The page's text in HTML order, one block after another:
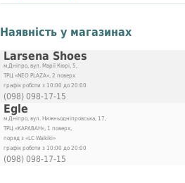
Наявність у магазинах
Larsena Shoes
м.Дніпро, вул. Марії Кюрі, 5,
ТРЦ «NEO PLAZA», 2 поверх
графік роботи з 10:00 до 20:00
(098) 098-17-15
Egle
м.Дніпро, вул. Нижньодніпровська, 17,
ТРЦ «КАРАВАН», 1 поверх,
поряд з «LC Waikiki»
графік роботи з 10:00 до 20:00
(098) 098-17-15